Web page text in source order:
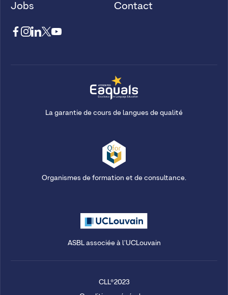
Jobs Contact
La garantie de cours de langues de qualité
Organismes de formation et de consultance.
ASBL associée à l'UCLouvain
CLL®2023